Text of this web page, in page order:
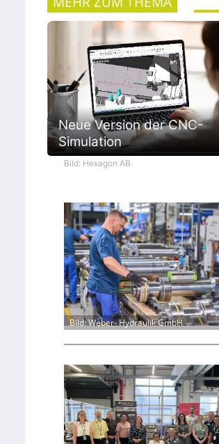
Neue Version der CNC-
Simulation
Bild: Hexagon AB
Bild: Weber- Hydraulik GmbH